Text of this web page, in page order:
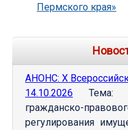
Пермского края»
АНОНС: Х
14.10.2026 Тема:
гражданско-
регулирования